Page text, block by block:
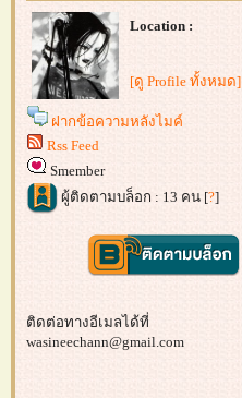
Location :
[ดู Profile ทั้งหมด]
ฝากข้อความหลังไมค์
Rss Feed
Smember
ผู้ติดตามบล็อก : 13 คน [?]
ติดต่อทางอีเมลได้ที่
wasineechann@gmail.com